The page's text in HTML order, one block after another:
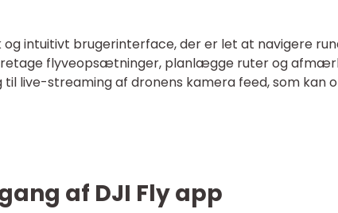
og intuitivt brugerinterface, der er let at navigere
flyveopsætninger, planlægge ruter og
til live-streaming af dronens kamera feed, som kan
af DJI Fly app